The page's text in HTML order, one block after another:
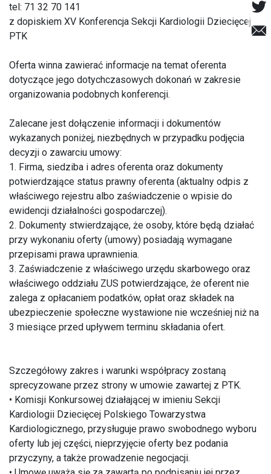
tel: 71 32 70 141
z dopiskiem XV Konferencja Sekcji Kardiologii Dziecięcej
PTK
Oferta winna zawierać informacje na temat oferenta
dotyczące jego dotychczasowych dokonań w zakresie
organizowania podobnych konferencji.
Zalecane jest dołączenie informacji i dokumentów
wykazanych poniżej, niezbędnych w przypadku podjęcia
decyzji o zawarciu umowy:
1. Firma, siedziba i adres oferenta oraz dokumenty
potwierdzające status prawny oferenta (aktualny odpis z
właściwego rejestru albo zaświadczenie o wpisie do
ewidencji działalności gospodarczej).
2. Dokumenty stwierdzające, że osoby, które będą działać
przy wykonaniu oferty (umowy) posiadają wymagane
przepisami prawa uprawnienia.
3. Zaświadczenie z właściwego urzędu skarbowego oraz
właściwego oddziału ZUS potwierdzające, że oferent nie
zalega z opłacaniem podatków, opłat oraz składek na
ubezpieczenie społeczne wystawione nie wcześniej niż na
3 miesiące przed upływem terminu składania ofert.
Szczegółowy zakres i warunki współpracy zostaną
sprecyzowane przez strony w umowie zawartej z PTK.
• Komisji Konkursowej działającej w imieniu Sekcji
Kardiologii Dziecięcej Polskiego Towarzystwa
Kardiologicznego, przysługuje prawo swobodnego wyboru
oferty lub jej części, nieprzyjęcie oferty bez podania
przyczyny, a także prowadzenie negocjacji.